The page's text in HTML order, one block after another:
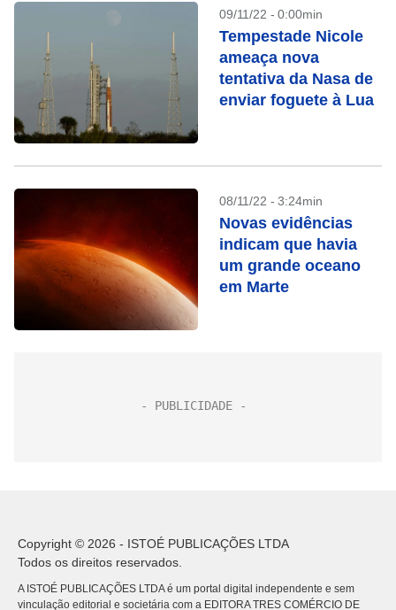
09/11/22 - 0:00min
Tempestade Nicole
ameaça nova
tentativa da Nasa de
enviar foguete à Lua
08/11/22 - 3:24min
Novas evidências
indicam que havia
um grande oceano
em Marte
Copyright © 2026 - ISTOÉ PUBLICAÇÕES LTDA
Todos os direitos reservados.
A ISTOÉ PUBLICAÇÕES LTDA é um portal digital independente e sem
vinculação editorial e societária com a EDITORA TRES COMÉRCIO DE